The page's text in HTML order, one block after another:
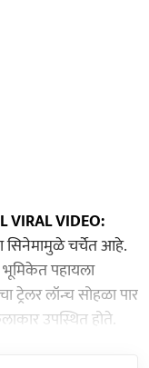
VIRAL VIDEO:
सिनेमामुळे चर्चेत आहे.
भूमिकेत पहायला
लॉन्च सोहळा पार
उपस्थित होते.